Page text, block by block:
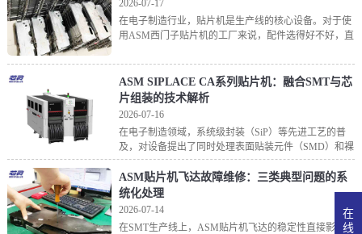
2026-07-17
在电子制造行业，贴片机是生产线的核心设备。对于使
用ASM西门子贴片机的工厂来说，配件选得好不好，直
体系，其优势主要体现在对精度的保持、运行的稳定性
以及对
ASM SIPLACE CA系列贴片机：融合SMT与芯
片组装的技术解析
2026-07-16
在电子制造领域，系统级封装（SiP）等先进工艺的普
及，对设备提出了同时处理表面贴装元件（SMD）和裸
芯片的需求。ASM推出的SIPLACE CA系列贴片机，其
核心特征在于将传统的SMT贴装功能与晶圆级
ASM贴片机飞达故障维修：三类典型问题的系
统化处理
2026-07-14
在SMT生产线上，ASM贴片机飞达的稳定性直接影响贴
在
线